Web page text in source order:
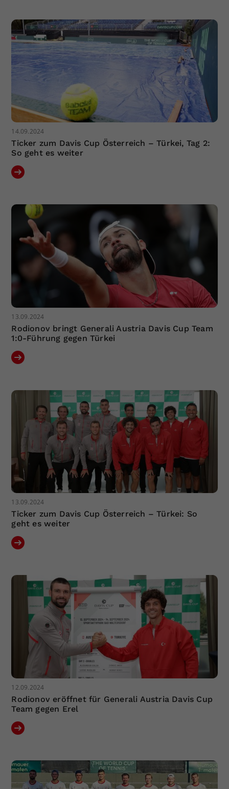
14.09.2024
Ticker zum Davis Cup Österreich – Türkei, Tag 2:
So geht es weiter
13.09.2024
Rodionov bringt Generali Austria Davis Cup Team
1:0-Führung gegen Türkei
13.09.2024
Ticker zum Davis Cup Österreich – Türkei: So
geht es weiter
12.09.2024
Rodionov eröffnet für Generali Austria Davis Cup
Team gegen Erel
Zweck
Einstellungen. Unter anderem eine
zufällig generierte ID, für die
historische Speicherung Ihrer
vorgenommen Einstellungen, falls der
Webseiten-Betreiber dies eingestellt